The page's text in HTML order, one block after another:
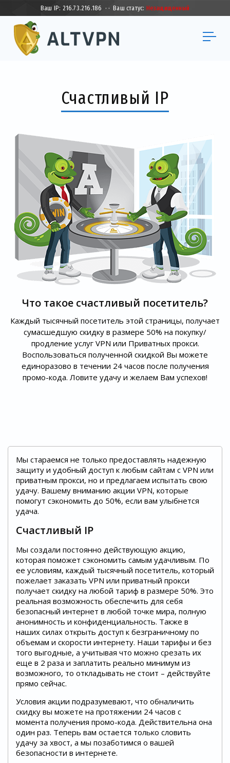
Ваш IP: 216.73.216.186 · · Ваш статус: Незащищенный
Счастливый IP
Что такое счастливый посетитель?
Каждый тысячный посетитель этой страницы, получает
сумасшедшую скидку в размере 50% на покупку/
продление услуг VPN или Приватных прокси.
Воспользоваться полученной скидкой Вы можете
единоразово в течении 24 часов после получения
промо-кода. Ловите удачу и желаем Вам успехов!
Мы стараемся не только предоставлять надежную
защиту и удобный доступ к любым сайтам с VPN или
приватным прокси, но и предлагаем испытать свою
удачу. Вашему вниманию акции VPN, которые
помогут сэкономить до 50%, если вам улыбнется
удача.
Счастливый IP
Мы создали постоянно действующую акцию,
которая поможет сэкономить самым удачливым. По
ее условиям, каждый тысячный посетитель, который
пожелает заказать VPN или приватный прокси
получает скидку на любой тариф в размере 50%. Это
реальная возможность обеспечить для себя
безопасный интернет в любой точке мира, полную
анонимность и конфиденциальность. Также в
наших силах открыть доступ к безграничному по
объемам и скорости интернету. Наши тарифы и без
того выгодные, а учитывая что можно срезать их
еще в 2 раза и заплатить реально минимум из
возможного, то откладывать не стоит – действуйте
прямо сейчас.
Условия акции подразумевают, что обналичить
скидку вы можете на протяжении 24 часов с
момента получения промо-кода. Действительна она
один раз. Теперь вам остается только словить
удачу за хвост, а мы позаботимся о вашей
безопасности в интернете.